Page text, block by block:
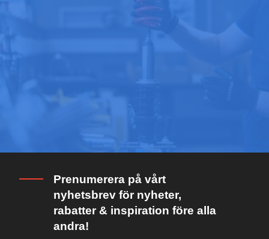
Prenumerera på vårt
nyhetsbrev för nyheter,
rabatter & inspiration före alla
andra!